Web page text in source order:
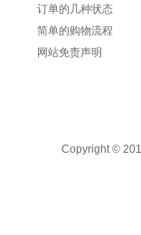
订单的几种状态
简单的购物流程
网站免责声明
Copyright ©